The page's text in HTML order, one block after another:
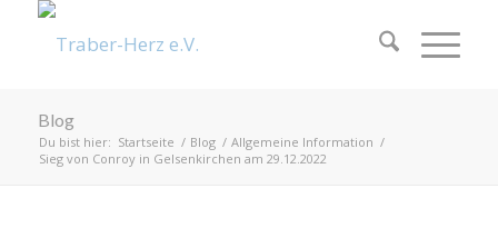
Blog
Du bist hier: Startseite / Blog / Allgemeine Information /
Sieg von Conroy in Gelsenkirchen am 29.12.2022